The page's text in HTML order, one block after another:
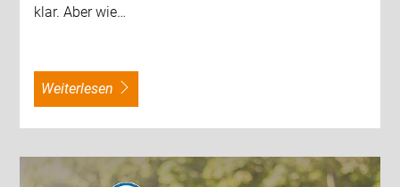
klar. Aber wie…
weiterlesen